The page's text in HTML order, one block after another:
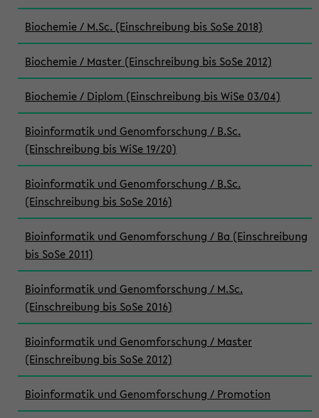
Biochemie / M.Sc. (Einschreibung bis SoSe 2018)
Biochemie / Master (Einschreibung bis SoSe 2012)
Biochemie / Diplom (Einschreibung bis WiSe 03/04)
Bioinformatik und Genomforschung / B.Sc.
(Einschreibung bis WiSe 19/20)
Bioinformatik und Genomforschung / B.Sc.
(Einschreibung bis SoSe 2016)
Bioinformatik und Genomforschung / Ba (Einschreibung
bis SoSe 2011)
Bioinformatik und Genomforschung / M.Sc.
(Einschreibung bis SoSe 2016)
Bioinformatik und Genomforschung / Master
(Einschreibung bis SoSe 2012)
Bioinformatik und Genomforschung / Promotion